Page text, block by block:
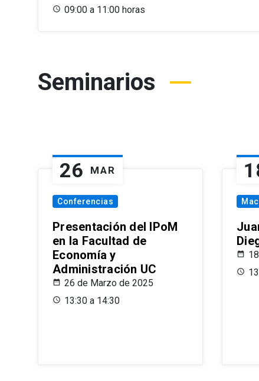
09:00 a 11:00 horas
Seminarios
26 MAR
Conferencias
Presentación del IPoM
en la Facultad de
Economía y
Administración UC
26 de Marzo de 2025
13:30 a 14:30